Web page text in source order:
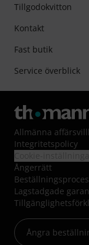
Tillgodokvitton
Kontakt
Fast butik
Service överblick
Allmänna
Integritetspolicy
Ångerrätt
Lagstadgade
Ångra